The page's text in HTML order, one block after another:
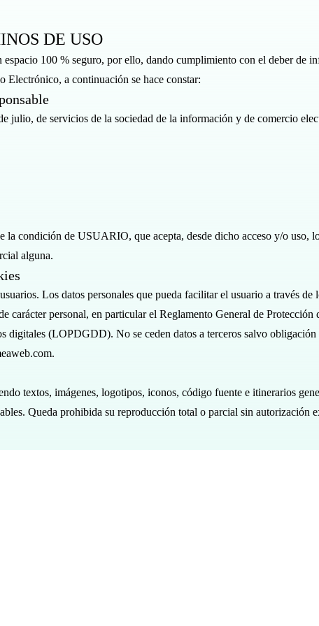
DE USO
espacio 100 % seguro, por ello, dando cumplimiento con el deber
a continuación se hace constar:
julio, de servicios de la sociedad de la información y de comercio
la condición de USUARIO, que acepta, desde dicho acceso y/o uso,
alguna.
Los datos personales que pueda facilitar el usuario a través
carácter personal, en particular el Reglamento General de
digitales (LOPDGDD). No se ceden datos a terceros salvo
textos, imágenes, logotipos, iconos, código fuente e itinerarios
Queda prohibida su reproducción total o parcial sin autorización